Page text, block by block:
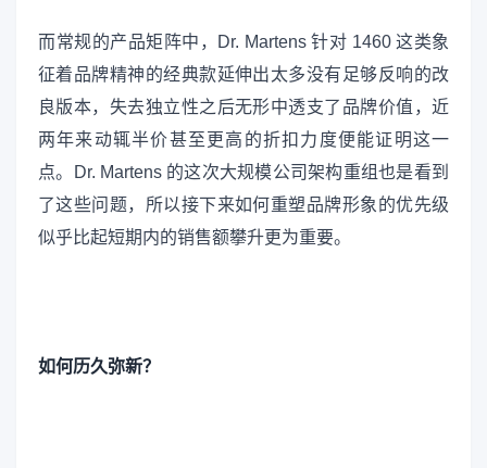
而常规的产品矩阵中，Dr. Martens 针对 1460 这类象
征着品牌精神的经典款延伸出太多没有足够反响的改
良版本，失去独立性之后无形中透支了品牌价值，近
两年来动辄半价甚至更高的折扣力度便能证明这一
点。Dr. Martens 的这次大规模公司架构重组也是看到
了这些问题，所以接下来如何重塑品牌形象的优先级
似乎比起短期内的销售额攀升更为重要。
如何历久弥新？